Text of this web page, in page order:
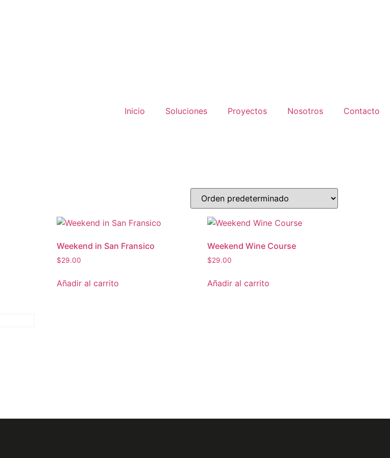
Inicio Soluciones Proyectos Nosotros Contacto
Weekend in San Fransico
$29.00
Añadir al carrito
Weekend Wine Course
$29.00
Añadir al carrito